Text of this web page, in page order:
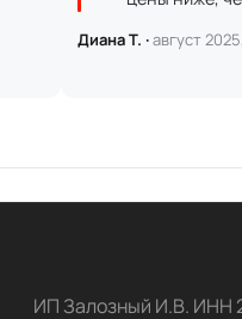
Диана Т. ·август
ИП Залозный И.В. ИНН